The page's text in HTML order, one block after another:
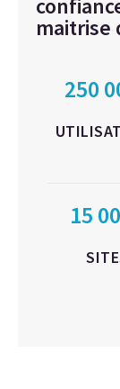
maitrise
250
15